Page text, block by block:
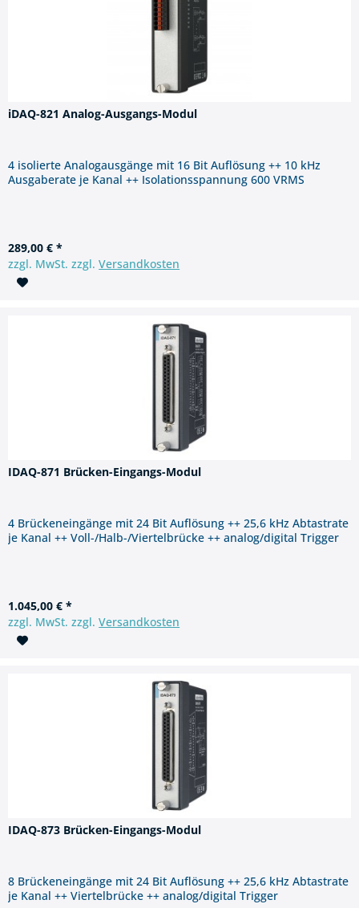
iDAQ-821 Analog-Ausgangs-Modul
4 isolierte Analogausgänge mit 16 Bit Auflösung ++ 10 kHz
Ausgaberate je Kanal ++ Isolationsspannung 600 VRMS
289,00 € *
zzgl. MwSt. zzgl.Versandkosten
IDAQ-871 Brücken-Eingangs-Modul
4 Brückeneingänge mit 24 Bit Auflösung ++ 25,6 kHz Abtastrate
je Kanal ++ Voll-/Halb-/Viertelbrücke ++ analog/digital Trigger
1.045,00 € *
zzgl. MwSt. zzgl.Versandkosten
IDAQ-873 Brücken-Eingangs-Modul
8 Brückeneingänge mit 24 Bit Auflösung ++ 25,6 kHz Abtastrate
je Kanal ++ Viertelbrücke ++ analog/digital Trigger